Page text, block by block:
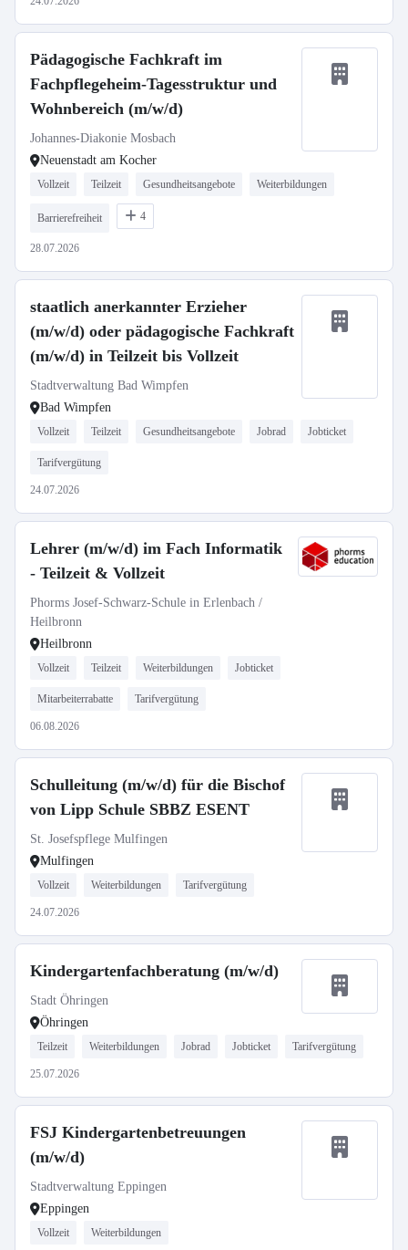
Pädagogische Fachkraft im
Fachpflegeheim-Tagesstruktur und
Wohnbereich (m/w/d)
Johannes-Diakonie Mosbach
Neuenstadt am Kocher
Vollzeit Teilzeit Gesundheitsangebote Weiterbildungen
Barrierefreiheit 4
28.07.2026
staatlich anerkannter Erzieher
(m/w/d) oder pädagogische Fachkraft
(m/w/d) in Teilzeit bis Vollzeit
Stadtverwaltung Bad Wimpfen
Bad Wimpfen
Vollzeit Teilzeit Gesundheitsangebote Jobrad Jobticket
Tarifvergütung
24.07.2026
Lehrer (m/w/d) im Fach Informatik
- Teilzeit & Vollzeit
Phorms Josef-Schwarz-Schule in Erlenbach /
Heilbronn
Heilbronn
Vollzeit Teilzeit Weiterbildungen Jobticket
Mitarbeiterrabatte Tarifvergütung
06.08.2026
Schulleitung (m/w/d) für die Bischof
von Lipp Schule SBBZ ESENT
St. Josefspflege Mulfingen
Mulfingen
Vollzeit Weiterbildungen Tarifvergütung
24.07.2026
Kindergartenfachberatung (m/w/d)
Stadt Öhringen
Öhringen
Teilzeit Weiterbildungen Jobrad Jobticket Tarifvergütung
25.07.2026
FSJ Kindergartenbetreuungen
(m/w/d)
Stadtverwaltung Eppingen
Eppingen
Vollzeit Weiterbildungen